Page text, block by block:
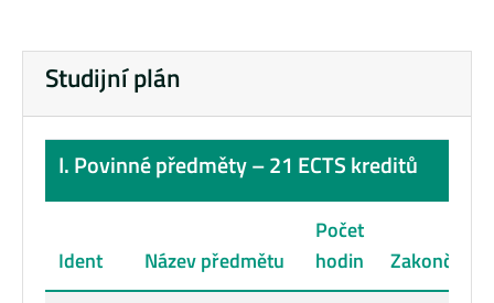
Studijní plán
I. Povinné předměty – 21 ECTS kreditů
Ident Název předmětu
Počet
hodin
Zakončení